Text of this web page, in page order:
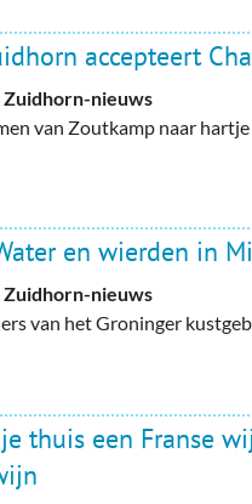
accepteert
Zuidhorn-nieuws
van Zoutkamp naar
en wierden in
Zuidhorn-nieuws
van het Groninger
thuis een Franse